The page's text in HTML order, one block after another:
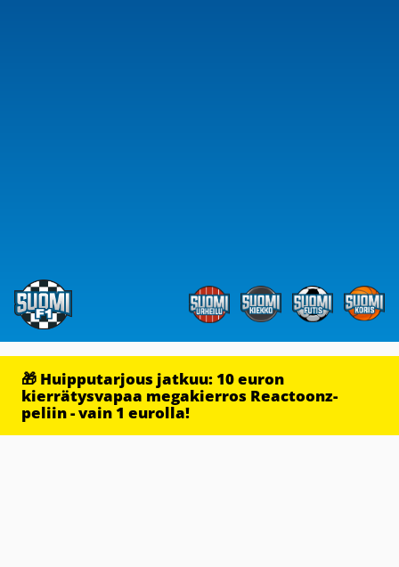
🎁 Huipputarjous jatkuu: 10 euron
kierrätysvapaa megakierros Reactoonz-
peliin - vain 1 eurolla!